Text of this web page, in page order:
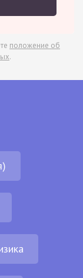
положение об
.